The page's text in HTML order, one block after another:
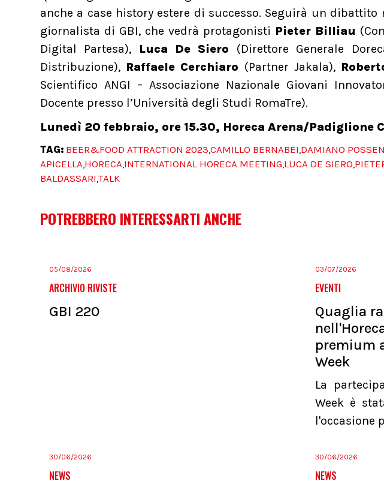
anche a case history estere di successo. Seguirà un dibattito
giornalista di GBI, che vedrà protagonisti Pieter Billiau
Digital Partesa), Luca De Siero (Direttore Generale
Distribuzione), Raffaele Cerchiaro (Partner Jakala),
Scientifico ANGI – Associazione Nazionale Giovani
Docente presso l’Università degli Studi RomaTre).
Lunedì 20 febbraio, ore 15.30, Horeca Arena/Padiglione
TAG: BEER&FOOD ATTRACTION 2023,CAMILLO BERNABEI,DAMIANO
APICELLA,HORECA,INTERNATIONAL HORECA MEETING,LUCA DE SIERO,
BALDASSARI,TALK
POTREBBERO INTERESSARTI ANCHE
05/08/2026
ARCHIVIO RIVISTE
GBI 220
03/07/2026
EVENTI
Quaglia
premium
Week
La
Week è
l'occasione
30/06/2026
NEWS
30/06/2026
NEWS